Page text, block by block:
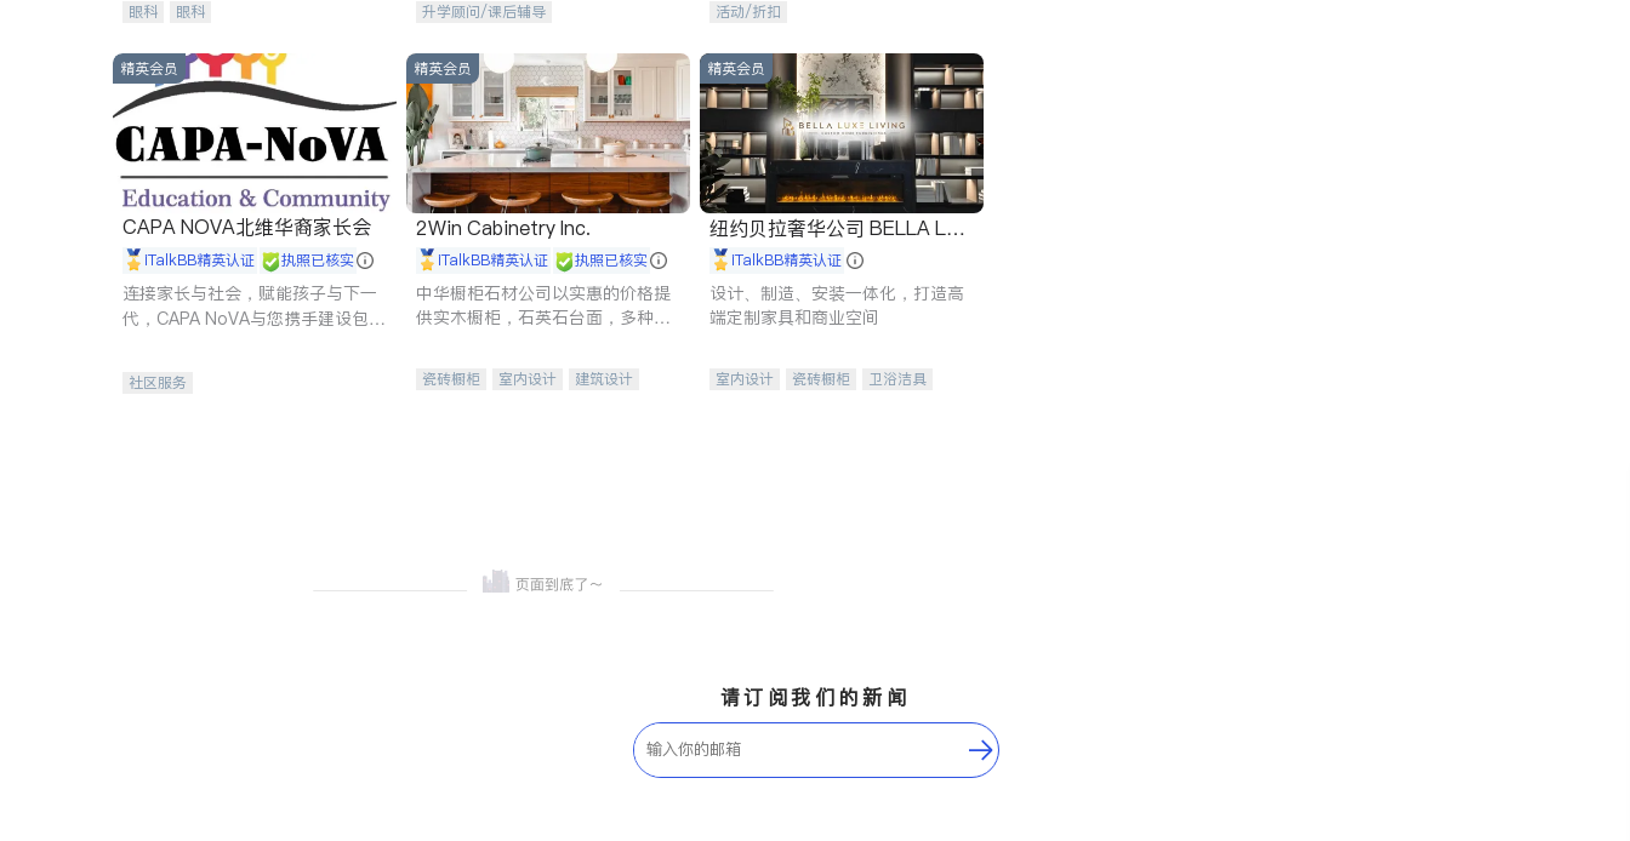
眼科 眼科 升学顾问/课后辅导 活动/折扣
精英会员
CAPA NOVA北维华裔家长会
iTalkBB精英认证 执照已核实
连接家长与社会，赋能孩子与下一
代，CAPA NoVA与您携手建设包
社区服务
精英会员
2Win Cabinetry Inc.
iTalkBB精英认证 执照已核实
中华橱柜石材公司以实惠的价格提
供实木橱柜，石英石台面，多种优
瓷砖橱柜 室内设计
建筑设计
精英会员
纽约贝拉奢华公司 BELLA LUX
E iTalkBB精英认证
设计、制造、安装一体化，打造高
端定制家具和商业空间
室内设计 瓷砖橱柜
卫浴洁具
请订阅我们的新闻